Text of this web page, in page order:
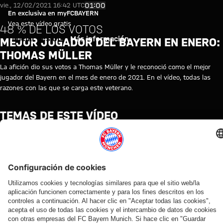
Vídeo: Thomas Müller |
Reproducir vídeo
En exclusiva en myFCBAYERN
Vea este vídeo gratis
Iniciar sesión Más información
vie., 12/02/2021 16:42 UTC01:00
48 % DE LOS VOTOS
MEJOR JUGADOR DEL BAYERN EN ENERO:
THOMAS MÜLLER
La afición dio sus votos a Thomas Müller y le reconoció como el mejor
jugador del Bayern en el mes de enero de 2021. En el vídeo, todas las
razones con las que se carga este veterano.
TEMAS DE ESTE VÍDEO
MYFCBAYERN
VÍDEOS RELACIONADOS
Vídeo
FOOTBALL
SUMMIT
Los
mejores
momentos
Vídeo
VÍDEO
Manuel
Neuer
hace
balance
Vídeo
VÍDEO
La
rueda
de
prensa
Vídeo
Entrevista
SUMMER
TOUR
En
diferido:
Rueda
Vídeo
Así fue el
último
entrenamiento
antes del
partido contra
Vídeo
DIFERIDO
La rueda
de
prensa
del Audi
MEJORES
MOMENTOS
Así fue el
Mundial de
clubes de
LOS
AFICIONADOS
Gol del Mes
del FC Bayern
en mayo de